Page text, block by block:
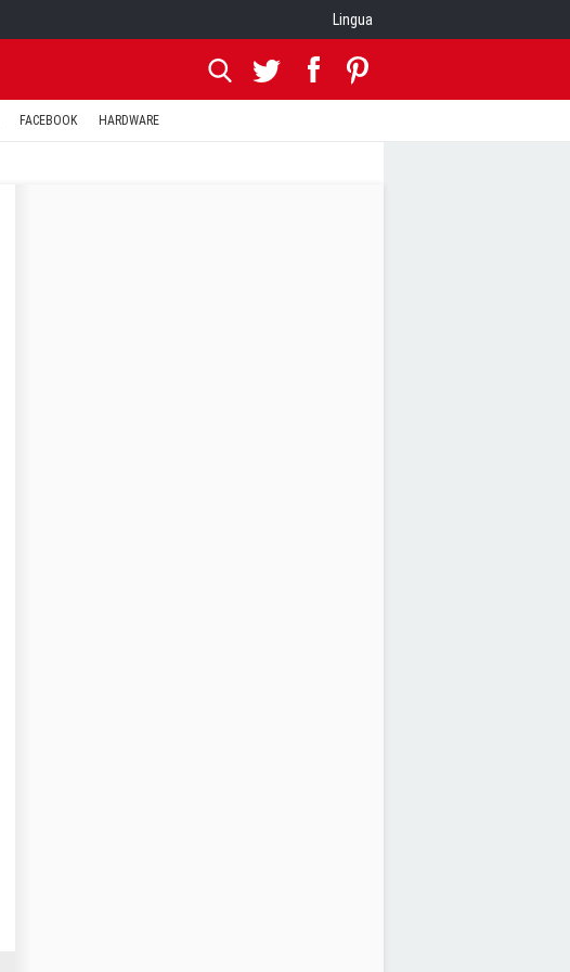
Lingua
FACEBOOK HARDWARE